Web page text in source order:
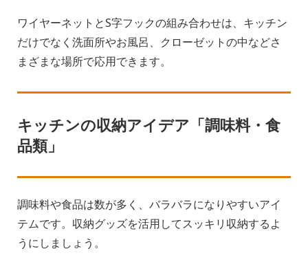
ワイヤーネットとS字フックの組み合わせは、キッチン
だけでなく洗面所やお風呂、クローゼットの中などさ
まざまな場所で応用できます。
キッチンの収納アイデア「調味料・食
品類」
調味料や食品は数が多く、バラバラになりやすいアイ
テムです。収納グッズを活用してスッキリ収納するよ
うにしましょう。